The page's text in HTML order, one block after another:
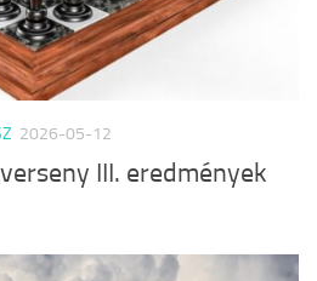
2026-05-12
III. eredmények